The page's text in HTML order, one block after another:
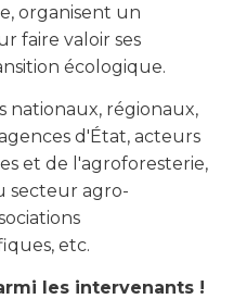
organisent un
faire valoir ses
écologique.
nationaux, régionaux,
d'État, acteurs
et de l'agroforesterie,
secteur agro-
etc.
les intervenants !